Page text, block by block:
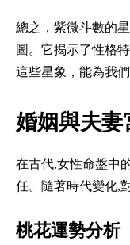
總之，紫微斗數的
圖。它揭示了性格
這些星象，能為我
婚姻與夫妻
在古代,女性命盤中
任。隨著時代變化,
桃花運勢分析